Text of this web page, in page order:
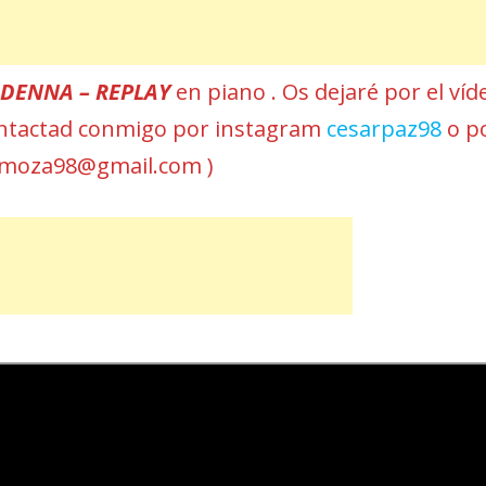
DENNA – REPLAYen piano . Os dejaré por el
conmigo por instagram cesarpaz98 o
)